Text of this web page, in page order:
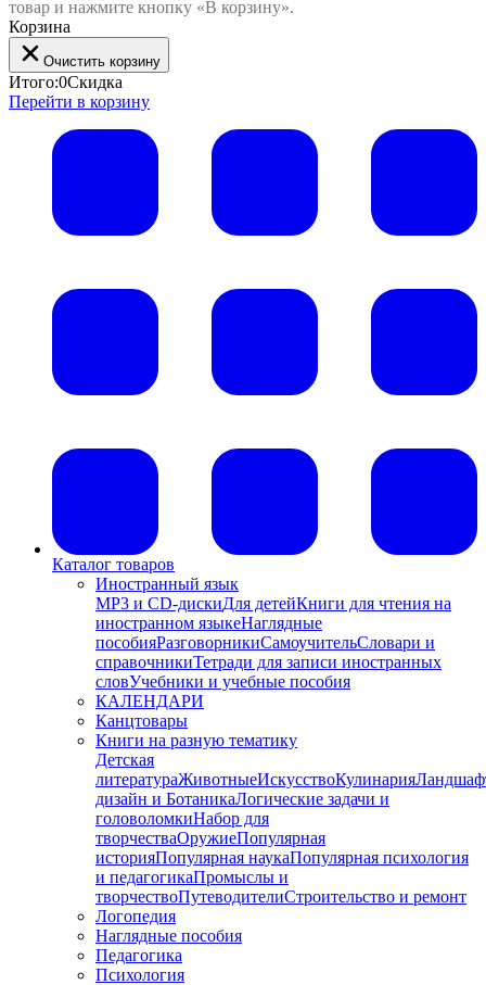
товар и нажмите кнопку «В корзину».
Корзина
Очистить корзину
Итого:0Скидка
Перейти в корзину
Каталог товаров
Иностранный язык
MP3 и CD-дискиДля детейКниги для чтения на
иностранном языкеНаглядные
пособияРазговорникиСамоучительСловари и
справочникиТетради для записи иностранных
словУчебники и учебные пособия
КАЛЕНДАРИ
Канцтовары
Книги на разную тематику
Детская
литератураЖивотныеИскусствоКулинария
дизайн и БотаникаЛогические задачи и
головоломкиНабор для
творчестваОружиеПопулярная
историяПопулярная наукаПопулярная психология
и педагогикаПромыслы и
творчествоПутеводителиСтроительство и ремонт
Логопедия
Наглядные пособия
Педагогика
Психология